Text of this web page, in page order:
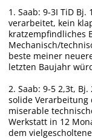
1. Saab: 9-3I TiD
verarbeitet, kein
kratzempfindliches
Mechanisch/
beste meiner
letzten Baujahr
2. Saab: 9-5 2,3t,
solide
miserable
Werkstatt in 12
dem